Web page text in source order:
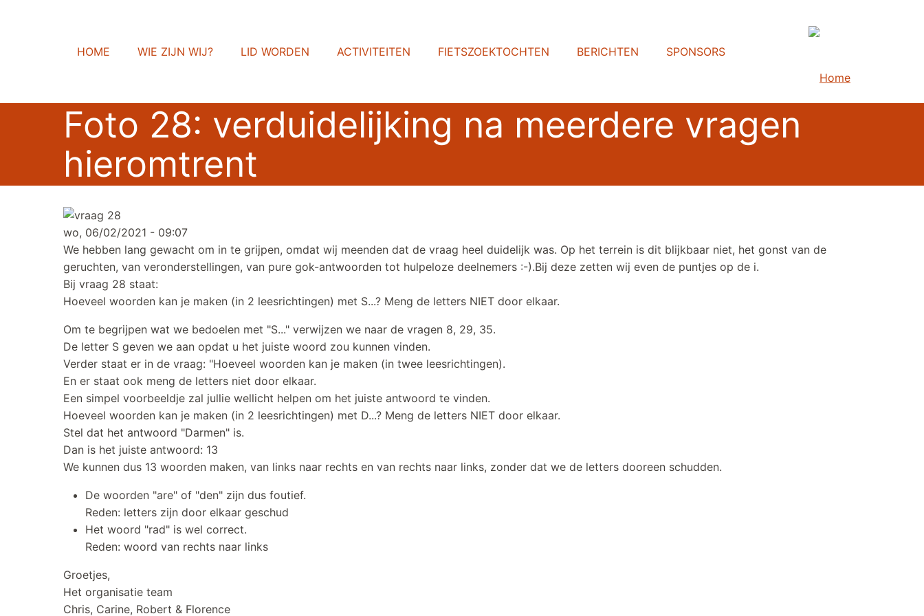
HOME WIE ZIJN WIJ? LID WORDEN ACTIVITEITEN FIETSZOEKTOCHTEN BERICHTEN SPONSORS
Foto 28: verduidelijking na meerdere vragen
hieromtrent
wo, 06/02/2021 - 09:07
We hebben lang gewacht om in te grijpen, omdat wij meenden dat de vraag heel duidelijk was. Op het terrein is dit blijkbaar niet, het gonst van de
geruchten, van veronderstellingen, van pure gok-antwoorden tot hulpeloze deelnemers :-).Bij deze zetten wij even de puntjes op de i.
Bij vraag 28 staat:
Hoeveel woorden kan je maken (in 2 leesrichtingen) met S...? Meng de letters NIET door elkaar.
Om te begrijpen wat we bedoelen met "S..." verwijzen we naar de vragen 8, 29, 35.
De letter S geven we aan opdat u het juiste woord zou kunnen vinden.
Verder staat er in de vraag: "Hoeveel woorden kan je maken (in twee leesrichtingen).
En er staat ook meng de letters niet door elkaar.
Een simpel voorbeeldje zal jullie wellicht helpen om het juiste antwoord te vinden.
Hoeveel woorden kan je maken (in 2 leesrichtingen) met D...? Meng de letters NIET door elkaar.
Stel dat het antwoord "Darmen" is.
Dan is het juiste antwoord: 13
We kunnen dus 13 woorden maken, van links naar rechts en van rechts naar links, zonder dat we de letters dooreen schudden.
De woorden "are" of "den" zijn dus foutief.
Reden: letters zijn door elkaar geschud
Het woord "rad" is wel correct.
Reden: woord van rechts naar links
Groetjes,
Het organisatie team
Chris, Carine, Robert & Florence